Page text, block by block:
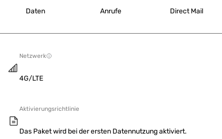
Daten Anrufe Direct Mail
Netzwerk
4G/LTE
Aktivierungsrichtlinie
Das Paket wird bei der ersten Datennutzung aktiviert.